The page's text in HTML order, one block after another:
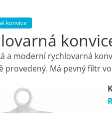
konvice
a moderní rychlovarná
provedený. Má pevný filtr